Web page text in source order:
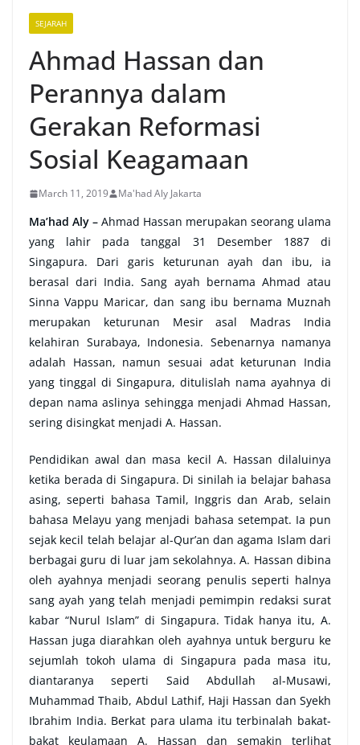
SEJARAH
Ahmad Hassan dan
Perannya dalam
Gerakan Reformasi
Sosial Keagamaan
March 11, 2019 Ma'had Aly Jakarta
Ma’had Aly – Ahmad Hassan merupakan seorang ulama
yang lahir pada tanggal 31 Desember 1887 di
Singapura. Dari garis keturunan ayah dan ibu, ia
berasal dari India. Sang ayah bernama Ahmad atau
Sinna Vappu Maricar, dan sang ibu bernama Muznah
merupakan keturunan Mesir asal Madras India
kelahiran Surabaya, Indonesia. Sebenarnya namanya
adalah Hassan, namun sesuai adat keturunan India
yang tinggal di Singapura, ditulislah nama ayahnya di
depan nama aslinya sehingga menjadi Ahmad Hassan,
sering disingkat menjadi A. Hassan.
Pendidikan awal dan masa kecil A. Hassan dilaluinya
ketika berada di Singapura. Di sinilah ia belajar bahasa
asing, seperti bahasa Tamil, Inggris dan Arab, selain
bahasa Melayu yang menjadi bahasa setempat. Ia pun
sejak kecil telah belajar al-Qur’an dan agama Islam dari
berbagai guru di luar jam sekolahnya. A. Hassan dibina
oleh ayahnya menjadi seorang penulis seperti halnya
sang ayah yang telah menjadi pemimpin redaksi surat
kabar “Nurul Islam” di Singapura. Tidak hanya itu, A.
Hassan juga diarahkan oleh ayahnya untuk berguru ke
sejumlah tokoh ulama di Singapura pada masa itu,
diantaranya seperti Said Abdullah al-Musawi,
Muhammad Thaib, Abdul Lathif, Haji Hassan dan Syekh
Ibrahim India. Berkat para ulama itu terbinalah bakat-
bakat keulamaan A. Hassan dan semakin terlihat